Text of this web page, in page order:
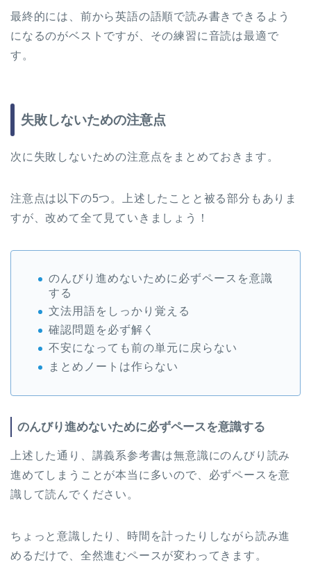
最終的には、前から英語の語順で読み書きできるよう
になるのがベストですが、その練習に音読は最適で
す。
失敗しないための注意点
次に失敗しないための注意点をまとめておきます。
注意点は以下の5つ。上述したことと被る部分もありま
すが、改めて全て見ていきましょう！
のんびり進めないために必ずペースを意識
する
文法用語をしっかり覚える
確認問題を必ず解く
不安になっても前の単元に戻らない
まとめノートは作らない
のんびり進めないために必ずペースを意識する
上述した通り、講義系参考書は無意識にのんびり読み
進めてしまうことが本当に多いので、必ずペースを意
識して読んでください。
ちょっと意識したり、時間を計ったりしながら読み進
めるだけで、全然進むペースが変わってきます。